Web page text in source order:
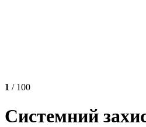
1 / 100
Системний